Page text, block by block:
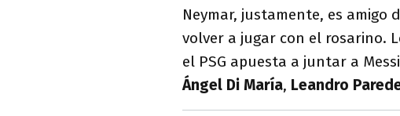
Neymar, justamente, es amigo
volver a jugar con el rosarino.
el PSG apuesta a juntar a
Ángel Di María, Leandro